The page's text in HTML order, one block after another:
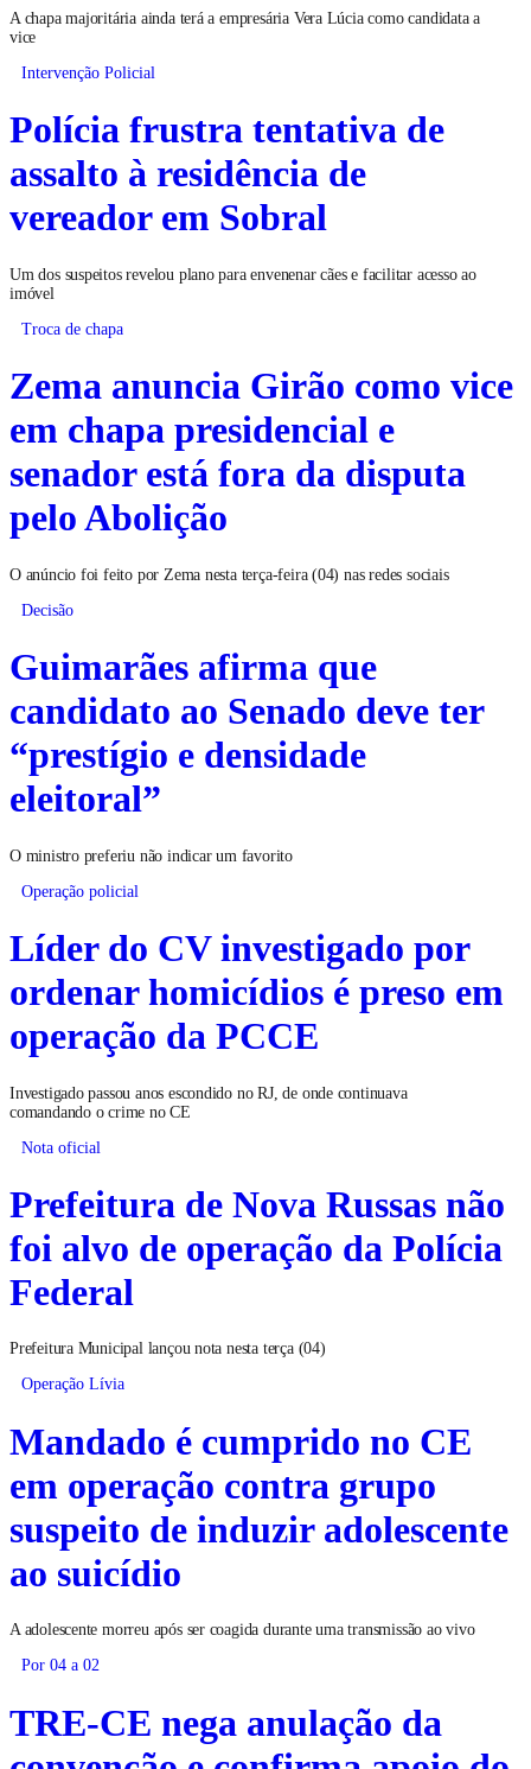
A chapa majoritária ainda terá a empresária Vera Lúcia como candidata a
vice
Intervenção Policial
Polícia frustra tentativa de
assalto à residência de
vereador em Sobral
Um dos suspeitos revelou plano para envenenar cães e facilitar acesso ao
imóvel
Troca de chapa
Zema anuncia Girão como vice
em chapa presidencial e
senador está fora da disputa
pelo Abolição
O anúncio foi feito por Zema nesta terça-feira (04) nas redes sociais
Decisão
Guimarães afirma que
candidato ao Senado deve ter
“prestígio e densidade
eleitoral”
O ministro preferiu não indicar um favorito
Operação policial
Líder do CV investigado por
ordenar homicídios é preso em
operação da PCCE
Investigado passou anos escondido no RJ, de onde continuava
comandando o crime no CE
Nota oficial
Prefeitura de Nova Russas não
foi alvo de operação da Polícia
Federal
Prefeitura Municipal lançou nota nesta terça (04)
Operação Lívia
Mandado é cumprido no CE
em operação contra grupo
suspeito de induzir adolescente
ao suicídio
A adolescente morreu após ser coagida durante uma transmissão ao vivo
Por 04 a 02
TRE-CE nega anulação da